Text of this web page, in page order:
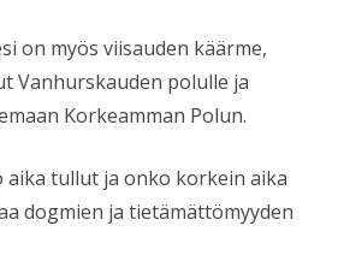
on myös viisauden käärme,
Vanhurskauden polulle ja
Korkeamman Polun.
aika tullut ja onko korkein aika
dogmien ja tietämättömyyden